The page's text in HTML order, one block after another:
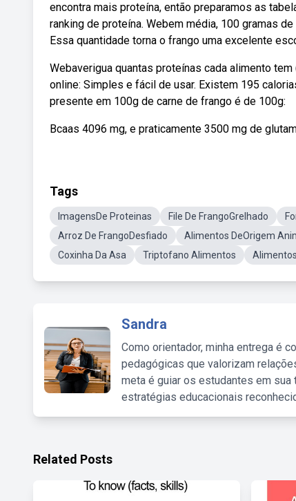
encontra mais proteína, então preparamos as
ranking de proteína. Webem média, 100 gramas
Essa quantidade torna o frango uma excelente
Webaverigua quantas proteínas cada alimento
online: Simples e fácil de usar. Existem 195
presente em 100g de carne de frango é de 100g:
Bcaas 4096 mg, e praticamente 3500 mg de
Tags
ImagensDe Proteinas File De FrangoGrelhado
Arroz De FrangoDesfiado
Alimentos DeOrigem
Coxinha Da Asa
Triptofano Alimentos
Sandra
Como orientador, minha entrega é
pedagógicas que valorizam
meta é guiar os estudantes em sua
estratégias educacionais
Related Posts